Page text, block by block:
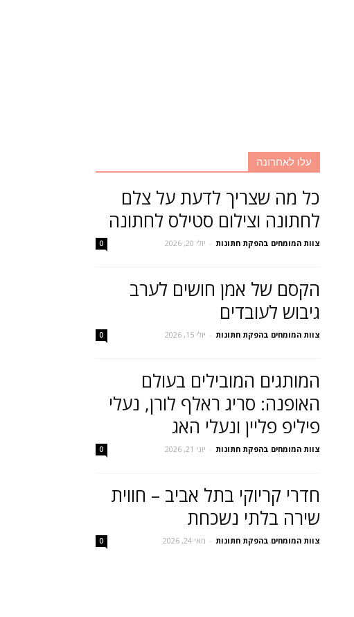
עלו לאחרונה
כל מה שצריך לדעת על צלם
לחתונה וצילום סטילס לחתונה
צוות המומחים בהפקת חתונות - יולי 20, 2026 0
הקסם של אמן חושים לערב
גיבוש לעובדים
צוות המומחים בהפקת חתונות - יולי 15, 2026 0
המותגים המובילים בעולם
האופנה: סריג ראלף לורן, נעלי
פיליפ פליין ונעלי האג
צוות המומחים בהפקת חתונות - יוני 21, 2026 0
חדרי קריוקי בתל אביב – חווית
שירה בלתי נשכחת
צוות המומחים בהפקת חתונות - מאי 24, 2026 0